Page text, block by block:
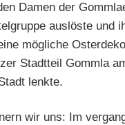
Damen der
auslöste und
mögliche
Stadtteil Gommla
lenkte.
wir uns: Im